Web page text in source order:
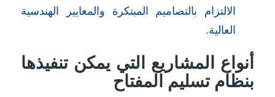
الالتزام بالتصاميم المبتكرة والمعايير الهندسية
العالية.
أنواع المشاريع التي يمكن تنفيذها
بنظام تسليم المفتاح